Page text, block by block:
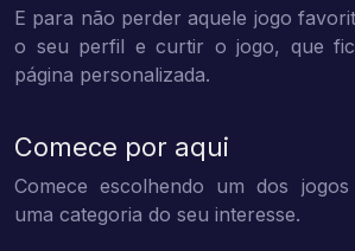
E para não perder aquele jogo
o seu perfil e curtir o jogo, que
página personalizada.
Comece por aqui
Comece escolhendo um dos
uma categoria do seu interesse.